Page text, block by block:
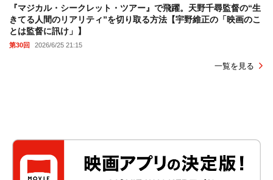
『マジカル・シークレット・ツアー』で飛躍。天野千尋監督の“生
きてる人間のリアリティ”を切り取る方法【宇野維正の「映画のこ
とは監督に訊け」】
第30回 2026/6/25 21:15
一覧を見る